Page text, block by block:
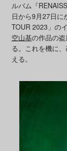
ルバム『
日から9月27日に
TOUR 2023」の
空山基の作品の
る。これを機に
える。